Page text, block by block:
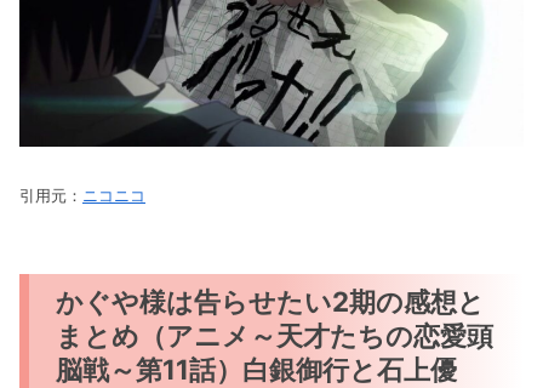
引用元： ニコニコ
かぐや様は告らせたい2期の感想と
まとめ（アニメ～天才たちの恋愛頭
脳戦～第11話）白銀御行と石上優